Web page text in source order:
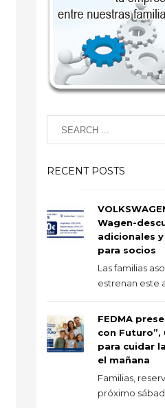
RECENT POSTS
Wagen-
adicionales
para socios
Las familias
estrenan este
FEDMA
con Futuro”,
para cuidar
el mañana
Familias,
próximo